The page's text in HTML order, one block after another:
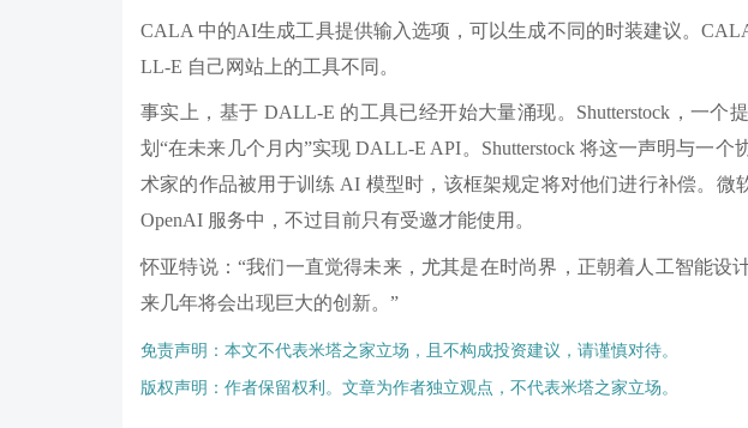
CALA 中的AI生成工具提供输入选项，可以生成不同的时装建议。
LL-E 自己网站上的工具不同。
事实上，基于 DALL-E 的工具已经开始大量涌现。Shutterstock，一个
划“在未来几个月内”实现 DALL-E API。Shutterstock 将这一声明与一
术家的作品被用于训练 AI 模型时，该框架规定将对他们进行补偿。微
OpenAI 服务中，不过目前只有受邀才能使用。
怀亚特说：“我们一直觉得未来，尤其是在时尚界，正朝着人工智能设
来几年将会出现巨大的创新。”
免责声明：本文不代表米塔之家立场，且不构成投资建议，请谨慎对待。
版权声明：作者保留权利。文章为作者独立观点，不代表米塔之家立场。